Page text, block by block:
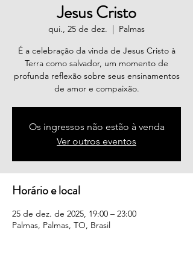
Jesus Cristo
qui., 25 de dez.
  |
Palmas
É a celebração da vinda de Jesus Cristo à
Terra como salvador, um momento de
profunda reflexão sobre seus ensinamentos
de amor e compaixão.
Os ingressos não estão à venda
Ver outros eventos
Horário e local
25 de dez. de 2025, 19:00 – 23:00
Palmas, Palmas, TO, Brasil